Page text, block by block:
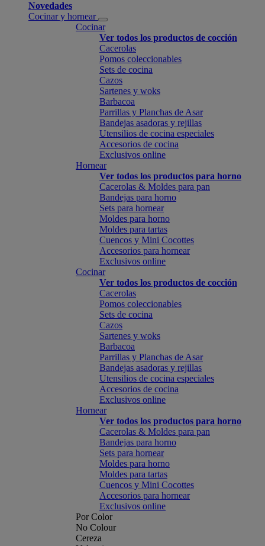
Novedades
Cocinar y hornear
Cocinar
Ver todos los productos de cocción
Cacerolas
Pomos coleccionables
Sets de cocina
Cazos
Sartenes y woks
Barbacoa
Parrillas y Planchas de Asar
Bandejas asadoras y rejillas
Utensilios de cocina especiales
Accesorios de cocina
Exclusivos online
Hornear
Ver todos los productos para horno
Cacerolas & Moldes para pan
Bandejas para horno
Sets para hornear
Moldes para horno
Moldes para tartas
Cuencos y Mini Cocottes
Accesorios para hornear
Exclusivos online
Cocinar
Ver todos los productos de cocción
Cacerolas
Pomos coleccionables
Sets de cocina
Cazos
Sartenes y woks
Barbacoa
Parrillas y Planchas de Asar
Bandejas asadoras y rejillas
Utensilios de cocina especiales
Accesorios de cocina
Exclusivos online
Hornear
Ver todos los productos para horno
Cacerolas & Moldes para pan
Bandejas para horno
Sets para hornear
Moldes para horno
Moldes para tartas
Cuencos y Mini Cocottes
Accesorios para hornear
Exclusivos online
Por Color
No Colour
Cereza